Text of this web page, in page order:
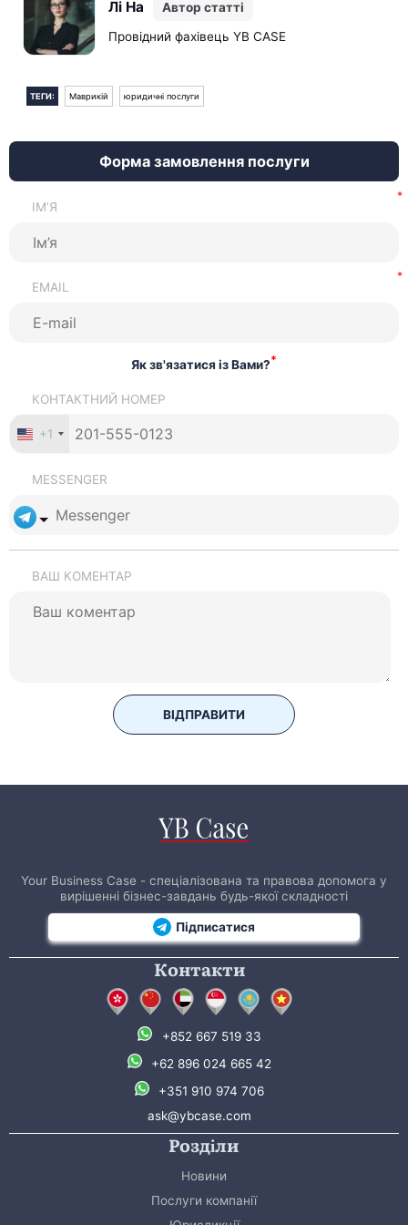
порталі MRA можна миттєво підтвердити статус
документа та його актуальність.
Лі На
Автор статті
Провідний фахівець YB CASE
ТЕГИ: Маврикій юридичні послуги
Форма замовлення послуги
ІМ’Я
EMAIL
Як зв'язатися із Вами?*
КОНТАКТНИЙ НОМЕР
+1
MESSENGER
ВАШ КОМЕНТАР
ВІДПРАВИТИ
Your Business Case - спеціалізована та правова допомога у
вирішенні бізнес-завдань будь-якої складності
Підписатися
Контакти
+852 667 519 33
+62 896 024 665 42
+351 910 974 706
ask@ybcase.com
Розділи
Новини
Послуги компанії